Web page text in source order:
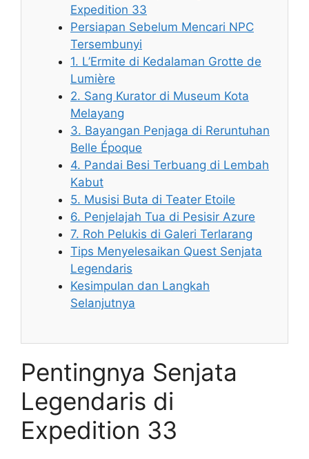
Expedition 33
Persiapan Sebelum Mencari NPC
Tersembunyi
1. L’Ermite di Kedalaman Grotte de
Lumière
2. Sang Kurator di Museum Kota
Melayang
3. Bayangan Penjaga di Reruntuhan
Belle Époque
4. Pandai Besi Terbuang di Lembah
Kabut
5. Musisi Buta di Teater Etoile
6. Penjelajah Tua di Pesisir Azure
7. Roh Pelukis di Galeri Terlarang
Tips Menyelesaikan Quest Senjata
Legendaris
Kesimpulan dan Langkah
Selanjutnya
Pentingnya Senjata
Legendaris di
Expedition 33